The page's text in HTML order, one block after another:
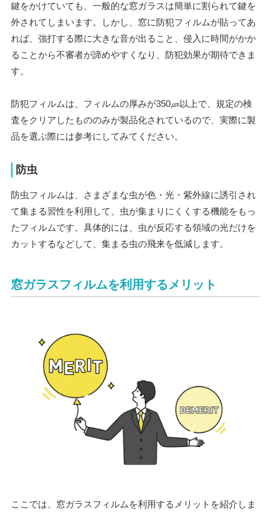
鍵をかけていても、一般的な窓ガラスは簡単に割られて鍵を
外されてしまいます。しかし、窓に防犯フィルムが貼ってあ
れば、強打する際に大きな音が出ること、侵入に時間がかか
ることから不審者が諦めやすくなり、防犯効果が期待できま
す。
防犯フィルムは、フィルムの厚みが350㎛以上で、規定の検
査をクリアしたもののみが製品化されているので、実際に製
品を選ぶ際には参考にしてみてください。
防虫
防虫フィルムは、さまざまな虫が色・光・紫外線に誘引され
て集まる習性を利用して、虫が集まりにくくする機能をもっ
たフィルムです。具体的には、虫が反応する領域の光だけを
カットするなどして、集まる虫の飛来を低減します。
窓ガラスフィルムを利用するメリット
ここでは、窓ガラスフィルムを利用するメリットを紹介しま